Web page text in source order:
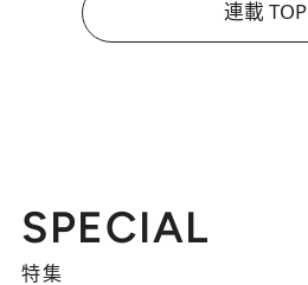
連載 TOP
SPECIAL
特集